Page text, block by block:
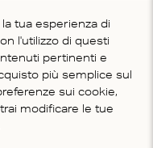
tua esperienza di
l'utilizzo di questi
pertinenti e
più semplice sul
sui cookie,
modificare le tue